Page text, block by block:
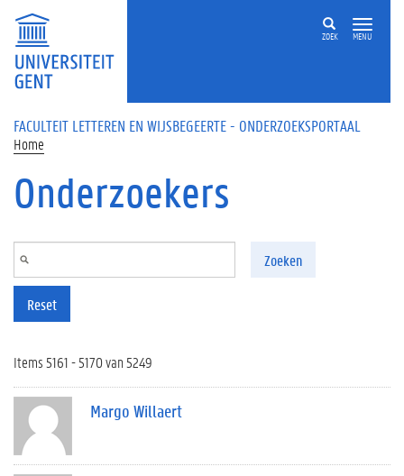
Overslaan en naar de inhoud gaan
ZOEK MENU
FACULTEIT LETTEREN EN WIJSBEGEERTE - ONDERZOEKSPORTAAL
Home
Onderzoekers
Zoeken
Reset
Items 5161 - 5170 van 5249
Margo Willaert